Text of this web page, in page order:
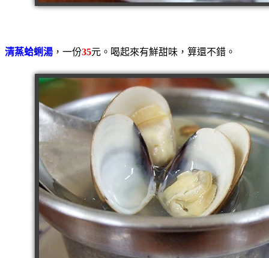
清蒸蛤蜊湯 ，一份35元。喝起來有鮮甜味，算還不錯。